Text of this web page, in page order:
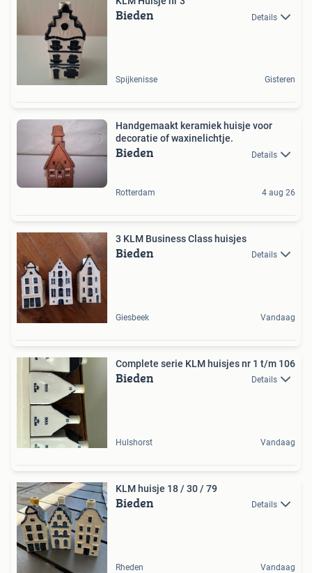
Bieden Details
Spijkenisse Gisteren
Handgemaakt keramiek huisje voor
decoratie of waxinelichtje.
Bieden Details
Rotterdam 4 aug 26
3 KLM Business Class huisjes
Bieden Details
Giesbeek Vandaag
Complete serie KLM huisjes nr 1 t/m 106
Bieden Details
Hulshorst Vandaag
KLM huisje 18 / 30 / 79
Bieden Details
Rheden Vandaag